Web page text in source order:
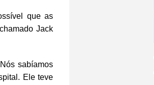
que as
Jack
sabíamos
Ele teve